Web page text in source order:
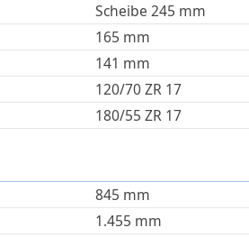
Scheibe 245 mm
165 mm
141 mm
120/70 ZR 17
180/55 ZR 17
845 mm
1.455 mm